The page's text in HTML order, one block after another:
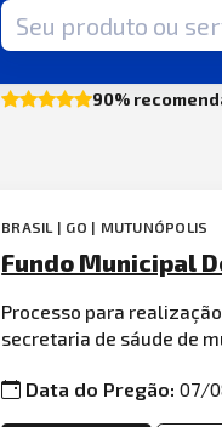
Termo de busca
90%
BRASIL | GO | MUTUNÓPOLIS
Fundo Municipal
Processo para
secretaria de sáude de
Data do Pregão:07/